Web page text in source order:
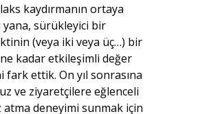
kaydırmanın ortaya
yana, sürükleyici bir
(veya iki veya üç…) bir
kadar etkileşimli değer
fark ettik. On yıl sonrasına
ve ziyaretçilere eğlenceli
atma deneyimi sunmak için